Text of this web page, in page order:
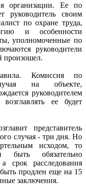
организации. Ее по
руководитель своим
по охране труда,
и особенности
уполномоченные по
руководители
произошел.
Комиссия по
на объекте,
руководителем
ее будет
представитель
случая - три дня. Но
исходом, то
быть обязательно
срок расследования
продлен еще на 15
заключения.